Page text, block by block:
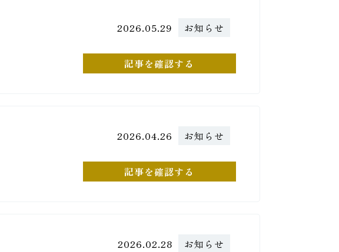
2026.05.29 お知らせ
記事を確認する
2026.04.26 お知らせ
記事を確認する
2026.02.28 お知らせ